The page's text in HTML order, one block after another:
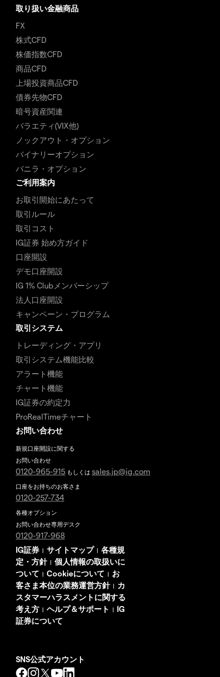
取り扱い金融商品
FX
株式CFD
株価指数CFD
商品CFD
上場投資商品CFD
債券先物CFD
暗号資産関連
バラエティ(VIX他)
ノックアウト・オプション
バイナリーオプション
バニラ・オプション
ご利用案内
お取引開始にあたって
取引ルール
取引コスト
IG証券 始め方ガイド
口座開設
デモ口座開設
IG 1% Clubメンバーシップ
法人口座開設
キャンペーン・プログラム
取引システム
トレーディング・アプリ
取引システム機能比較
アラート機能
チャート機能
IG証券の約定力
ProRealTimeチャート
お問い合わせ
新規口座開設に関する
お問い合わせ
0120-965-915 もしくは sales.jp@ig.com
口座をお持ちのお客さま
0120-257-734
各種オプション
お問い合わせ専用デスク
0120-917-968
IG証券 | サイトマップ | 各種規
定・方針| 個人情報の取扱いに
ついて | Cookieについて | お
客さま本位の業務運営方針|
カ
スタマーハラスメントに関する
考え方 | ヘルプ＆サポート | IG
証券について
SNS公式アカウント